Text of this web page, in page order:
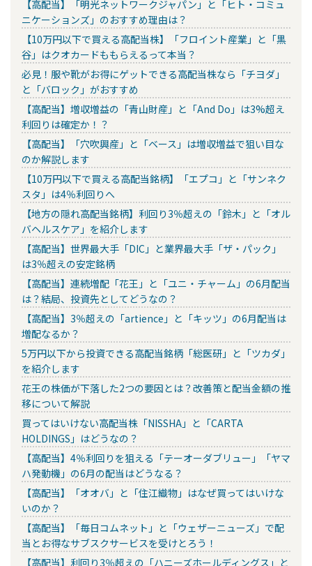
【高配当】「明光ネットワークジャパン」と「ヒト・コミュ
ニケーションズ」のおすすめ理由は？
【10万円以下で買える高配当株】「フロイント産業」と「黒
谷」はクオカードももらえるって本当？
必見！服や靴がお得にゲットできる高配当株なら「チヨダ」
と「バロック」がおすすめ
【高配当】増収増益の「青山財産」と「And Do」は3%超え
利回りは確定か！？
【高配当】「穴吹興産」と「ベース」は増収増益で狙い目な
のか解説します
【10万円以下で買える高配当銘柄】「エプコ」と「サンネク
スタ」は4％利回りへ
【地方の隠れ高配当銘柄】利回り3％超えの「鈴木」と「オル
バヘルスケア」を紹介します
【高配当】世界最大手「DIC」と業界最大手「ザ・パック」
は3％超えの安定銘柄
【高配当】連続増配「花王」と「ユニ・チャーム」の6月配当
は？結局、投資先としてどうなの？
【高配当】3％超えの「artience」と「キッツ」の6月配当は
増配なるか？
5万円以下から投資できる高配当銘柄「総医研」と「ツカダ」
を紹介します
花王の株価が下落した2つの要因とは？改善策と配当金額の推
移について解説
買ってはいけない高配当株「NISSHA」と「CARTA
HOLDINGS」はどうなの？
【高配当】4％利回りを狙える「テーオーダブリュー」「ヤマ
ハ発動機」の6月の配当はどうなる？
【高配当】「オオバ」と「住江織物」はなぜ買ってはいけな
いのか？
【高配当】「毎日コムネット」と「ウェザーニューズ」で配
当とお得なサブスクサービスを受けとろう！
【高配当】利回り3％超えの「ハニーズホールディングス」と